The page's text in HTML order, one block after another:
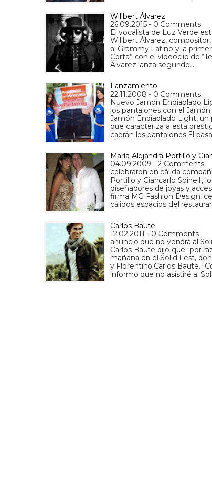
Willbert Álvarez
26.09.2015 - 0 Comments
El vocalista de Luz Verde
Willbert Álvarez,
al Grammy Latino y la
Corta” con el vídeoclip de
Álvarez lanza segundo…
Lanzamiento
22.11.2008 - 0 Comments
Nuevo Jamón Endiablado
los pantalones con el
Jamón Endiablado Light, un
que caracteriza a esta
caerán los pantalones.El
María Alejandra Portillo y
04.09.2009 - 2 Comments
celebraron en cálida
Portillo y Giancarlo Spinelli,
diseñadores de joyas y
firma MG Fashion Design,
cálidos espacios del
Carlos Baute
12.02.2011 - 0 Comments
anunció que no vendrá al
Carlos Baute dijo que "por
mañana en el Solid Fest,
y Florentino.Carlos Baute.
informo que no asistiré al